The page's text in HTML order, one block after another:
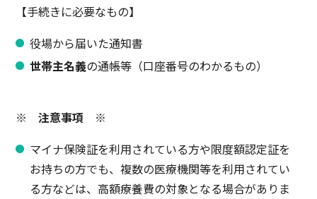
【手続きに必要なもの】
役場から届いた通知書
世帯主名義の通帳等（口座番号のわかるもの）
※ 注意事項 ※
マイナ保険証を利用されている方や限度額認定証を
お持ちの方でも、複数の医療機関等を利用されてい
る方などは、高額療養費の対象となる場合がありま